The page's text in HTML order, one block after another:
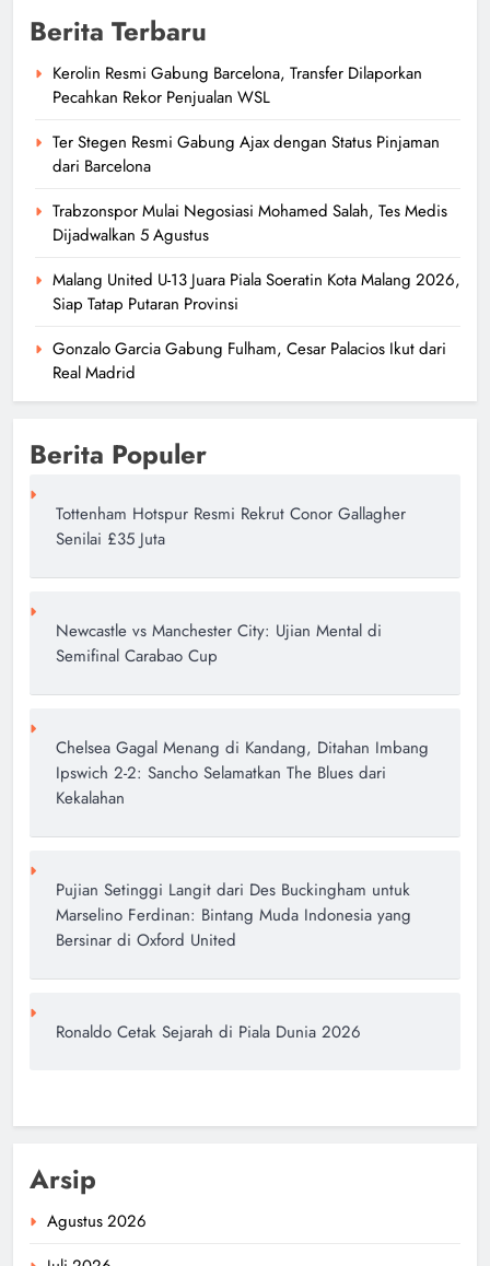
Berita Terbaru
Kerolin Resmi Gabung Barcelona, Transfer Dilaporkan
Pecahkan Rekor Penjualan WSL
Ter Stegen Resmi Gabung Ajax dengan Status Pinjaman
dari Barcelona
Trabzonspor Mulai Negosiasi Mohamed Salah, Tes Medis
Dijadwalkan 5 Agustus
Malang United U-13 Juara Piala Soeratin Kota Malang 2026,
Siap Tatap Putaran Provinsi
Gonzalo Garcia Gabung Fulham, Cesar Palacios Ikut dari
Real Madrid
Berita Populer
Tottenham Hotspur Resmi Rekrut Conor Gallagher
Senilai £35 Juta
Newcastle vs Manchester City: Ujian Mental di
Semifinal Carabao Cup
Chelsea Gagal Menang di Kandang, Ditahan Imbang
Ipswich 2-2: Sancho Selamatkan The Blues dari
Kekalahan
Pujian Setinggi Langit dari Des Buckingham untuk
Marselino Ferdinan: Bintang Muda Indonesia yang
Bersinar di Oxford United
Ronaldo Cetak Sejarah di Piala Dunia 2026
Arsip
Agustus 2026